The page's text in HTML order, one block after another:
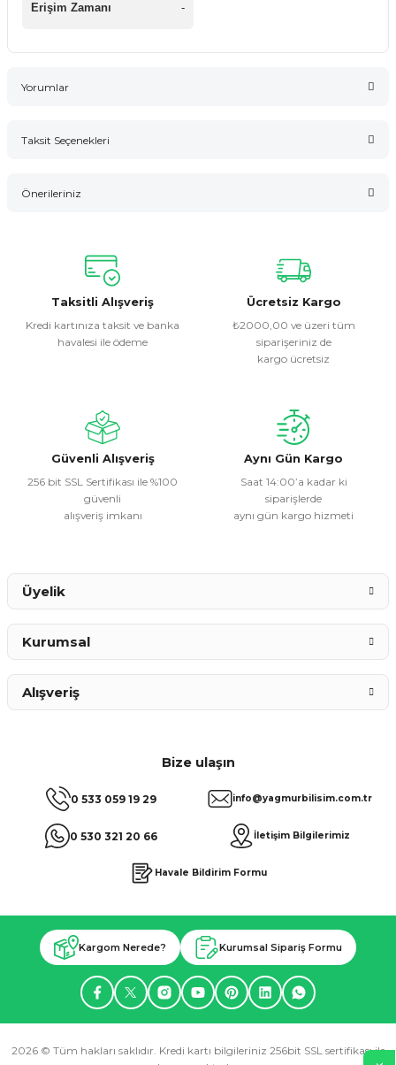
Erişim Zamanı -
Yorumlar
Taksit Seçenekleri
Önerileriniz
konularda yetersiz gördüğünüz noktaları öneri formunu
kullanarak tarafımıza iletebilirsiniz.
Görüş ve önerileriniz için teşekkür ederiz.
Ürün resmi kalitesiz, bozuk veya görüntülenemiyor.
Ürün fiyatı diğer sitelerden daha pahalı.
Bu ürüne benzer farklı alternatifler olmalı.
Taksitli Alışveriş
Kredi kartınıza taksit ve banka
havalesi ile ödeme
Ücretsiz Kargo
₺2000,00 ve üzeri tüm
siparişeriniz de
kargo ücretsiz
Güvenli Alışveriş
256 bit SSL Sertifikası ile %100
güvenli
alışveriş imkanı
Aynı Gün Kargo
Saat 14:00’a kadar ki
siparişlerde
aynı gün kargo hizmeti
Bize ulaşın
0 533 059 19 29
0 530 321 20 66
info@yagmurbilisim.com.tr
İletişim Bilgilerimiz
Havale Bildirim Formu
Üyelik
Kurumsal
Alışveriş
Kargom Nerede? Kurumsal Sipariş Formu
2026 © Tüm hakları saklıdır. Kredi kartı bilgileriniz 256bit SSL sertifikası ile